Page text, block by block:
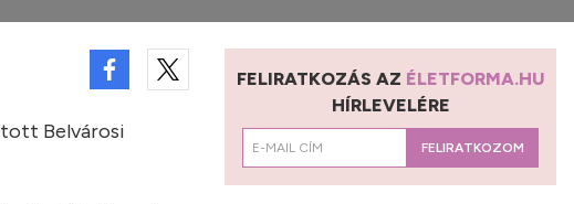
Belvárosi
FELIRATKOZÁS AZ ÉLETFORMA.HU
HÍRLEVELÉRE
FELIRATKOZOM